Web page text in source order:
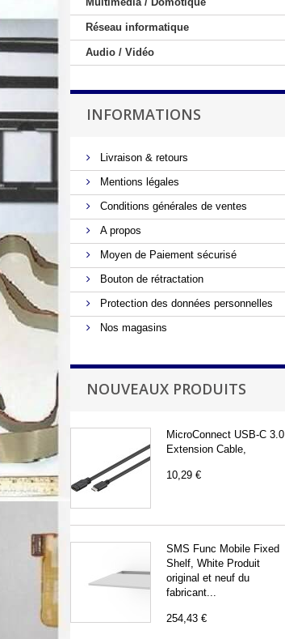
Réseau informatique
Audio / Vidéo
INFORMATIONS
Livraison & retours
Mentions légales
Conditions générales de ventes
A propos
Moyen de Paiement sécurisé
Bouton de rétractation
Protection des données personnelles
Nos magasins
NOUVEAUX PRODUITS
MicroConnect USB-C 3.0
Extension Cable,
10,29 €
SMS Func Mobile Fixed
Shelf, White Produit
original et neuf du
fabricant...
254,43 €